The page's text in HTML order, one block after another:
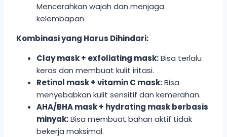
Mencerahkan wajah dan menjaga
kelembapan.
Kombinasi yang Harus Dihindari:
Clay mask + exfoliating mask:Bisa terlalu
keras dan membuat kulit iritasi.
Retinol mask + vitamin C mask:Bisa
menyebabkan kulit sensitif dan kemerahan.
AHA/BHA mask + hydrating mask berbasis
minyak:Bisa membuat bahan aktif tidak
bekerja maksimal.